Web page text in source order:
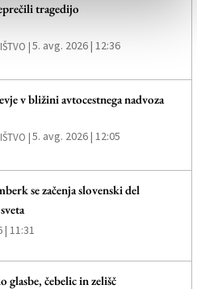
tragedijo
|5. avg. 2026 | 12:36
v bližini avtocestnega nadvoza
|5. avg. 2026 | 12:05
se začenja slovenski del
| 11:31
glasbe, čebelic in zelišč